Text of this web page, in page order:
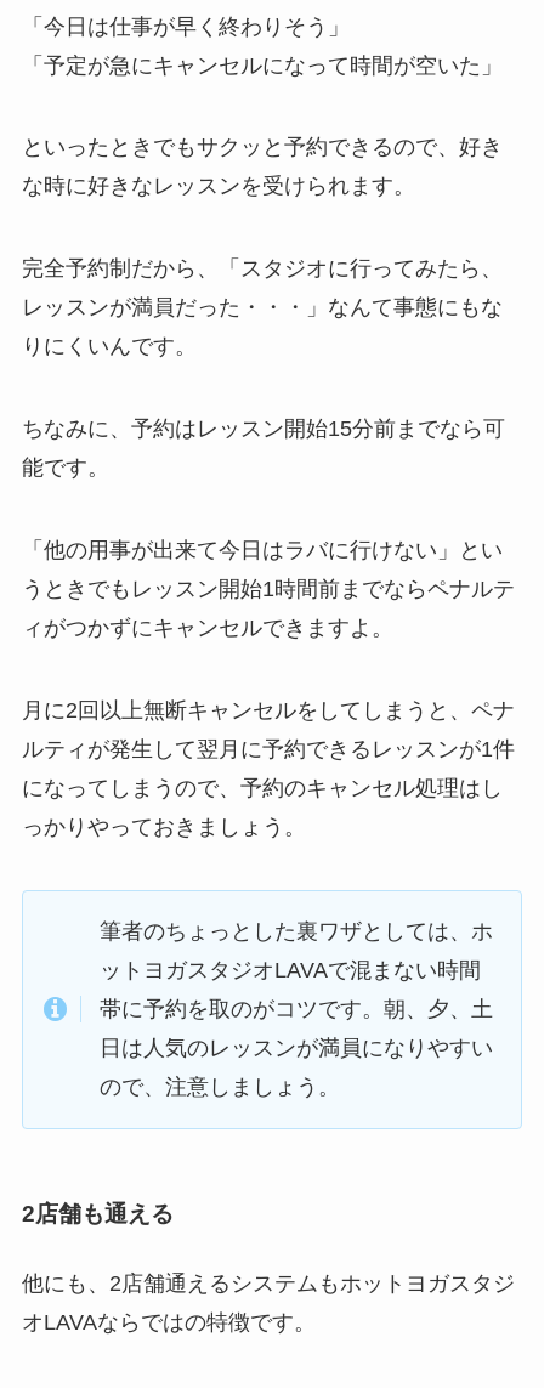
「今日は仕事が早く終わりそう」
「予定が急にキャンセルになって時間が空いた」
といったときでもサクッと予約できるので、好き
な時に好きなレッスンを受けられます。
完全予約制だから、
「スタジオに行ってみたら、
レッスンが満員だった・・・」 なんて事態にもな
りにくいんです。
ちなみに、予約はレッスン開始15分前までなら可
能です。
「他の用事が出来て今日はラバに行けない」
とい
うときでもレッスン開始1時間前までならペナルテ
ィがつかずにキャンセルできますよ。
月に2回以上無断キャンセルをしてしまうと、ペナ
ルティが発生して翌月に予約できるレッスンが1件
になってしまうので、予約のキャンセル処理はし
っかりやっておきましょう。
筆者のちょっとした裏ワザとしては、ホ
ットヨガスタジオLAVAで混まない時間
帯に予約を取のがコツです。朝、夕、土
日は人気のレッスンが満員になりやすい
ので、注意しましょう。
2店舗も通える
他にも、2店舗通えるシステムもホットヨガスタジ
オLAVAならではの特徴です。